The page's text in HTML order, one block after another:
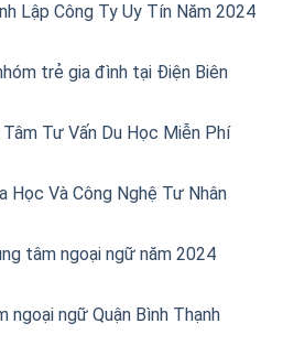
Lập Công Ty Uy Tín Năm 2024
trẻ gia đình tại Điện Biên
Tư Vấn Du Học Miễn Phí
Học Và Công Nghệ Tư Nhân
tâm ngoại ngữ năm 2024
ngoại ngữ Quận Bình Thạnh